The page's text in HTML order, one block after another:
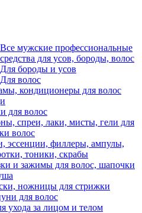
Все мужские профессиональные
средства для усов, бороды, волос
Для бороды и усов
Для волос
кондиционеры для волос
для волос
спреи, лаки, мисты, гели для
волос
эссенции, филлеры, ампулы,
тоники, скрабы
и зажимы для волос, шапочки
ножницы для стрижки
для волос
ухода за лицом и телом